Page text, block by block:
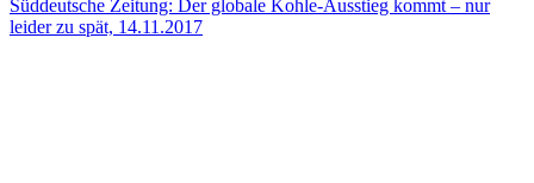
Süddeutsche Zeitung: Der globale Kohle-Ausstieg kommt – nur
leider zu spät, 14.11.2017